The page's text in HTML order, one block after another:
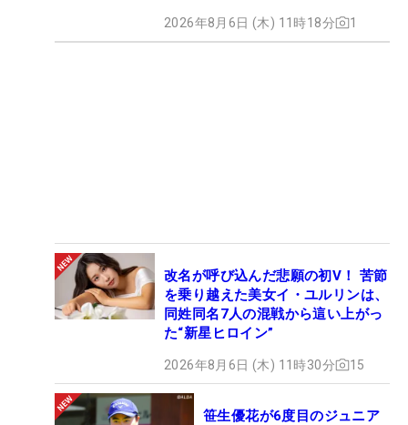
2026年8月6日 (木) 11時18分 1
改名が呼び込んだ悲願の初V！ 苦節
を乗り越えた美女イ・ユルリンは、
同姓同名7人の混戦から這い上がっ
た“新星ヒロイン”
2026年8月6日 (木) 11時30分 15
笹生優花が6度目のジュニア